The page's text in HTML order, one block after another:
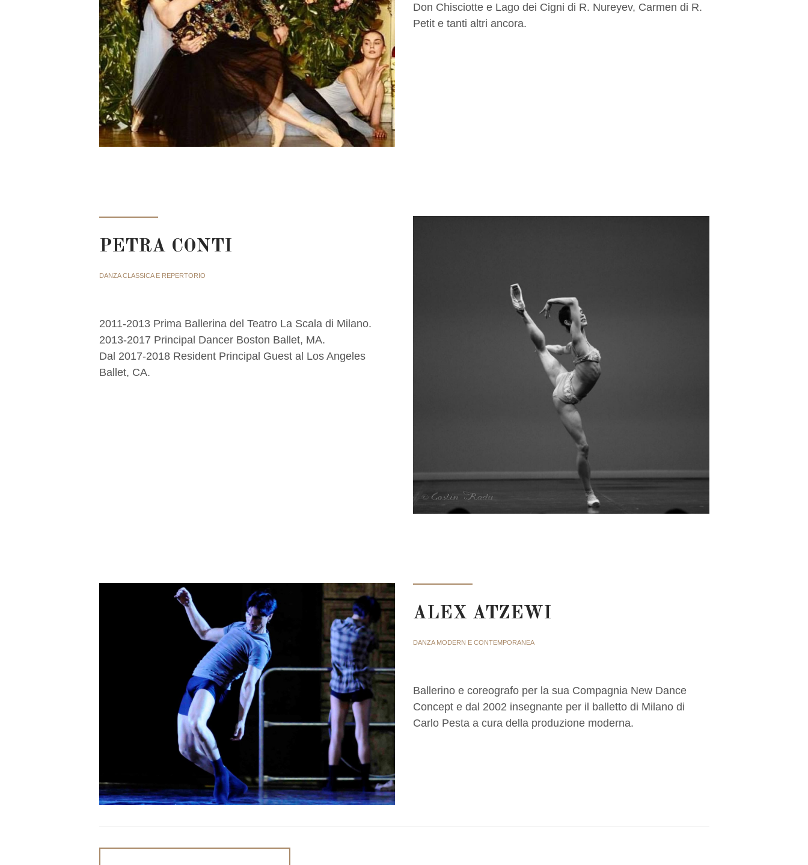
Don Chisciotte e Lago dei Cigni di R. Nureyev, Carmen di R.
Petit e tanti altri ancora.
PETRA CONTI
DANZA CLASSICA E REPERTORIO
2011-2013 Prima Ballerina del Teatro La Scala di Milano.
2013-2017 Principal Dancer Boston Ballet, MA.
Dal 2017-2018 Resident Principal Guest al Los Angeles
Ballet, CA.
ALEX ATZEWI
DANZA MODERN E CONTEMPORANEA
Ballerino e coreografo per la sua Compagnia New Dance
Concept e dal 2002 insegnante per il balletto di Milano di
Carlo Pesta a cura della produzione moderna.